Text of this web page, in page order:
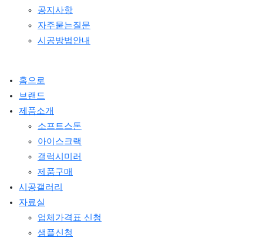
공지사항
자주묻는질문
시공방법안내
홈으로
브랜드
제품소개
소프트스톤
아이스크랙
갤럭시미러
제품구매
시공갤러리
자료실
업체가격표 신청
샘플신청